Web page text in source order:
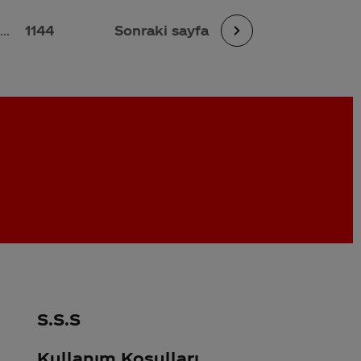
... 1144 Sonraki sayfa
S.S.S